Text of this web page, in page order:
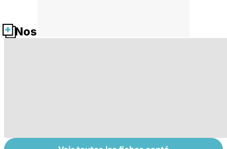
Nos fiches santé